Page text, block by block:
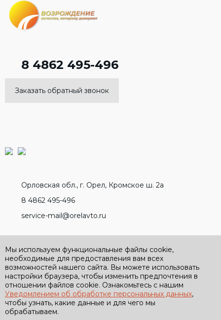
Мы используем функциональные файлы cookie,
необходимые для предоставления вам всех
возможностей нашего сайта. Вы можете использовать
настройки браузера, чтобы изменить предпочтения в
отношении файлов cookie. Ознакомьтесь с нашим
Уведомлением об обработке персональных данных,
чтобы узнать, какие данные и для чего мы
обрабатываем.
8 4862 495-496
Заказать обратный звонок
Орловская обл., г. Орел, Кромское ш. 2а
8 4862 495-496
service-mail@orelavto.ru
Политика обработки персональных данных
Политика конфиденциальности
Условия применения бонусной программы